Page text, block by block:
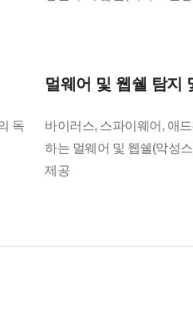
독
멀웨어 및 웹쉘 탐지
바이러스, 스파이웨어, 애
하는 멀웨어 및 웹쉘(악성
제공